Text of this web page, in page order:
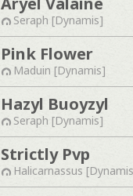
Seraph [Dynamis]
Pink Flower
Maduin [Dynamis]
Hazyl Buoyzyl
Seraph [Dynamis]
Strictly Pvp
Halicarnassus